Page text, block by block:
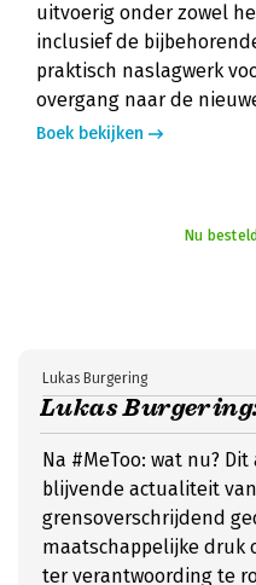
uitvoerig onder zowel
inclusief de
praktisch naslagwerk
overgang naar de
Boek bekijken
Nu
Lukas
Lukas Burgering
Na #MeToo: wat nu?
blijvende actualiteit
grensoverschrijdend
maatschappelijke druk
ter verantwoording te